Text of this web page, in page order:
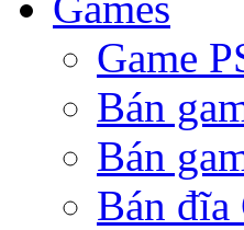
Game
Bán
Bán
Bán đĩa